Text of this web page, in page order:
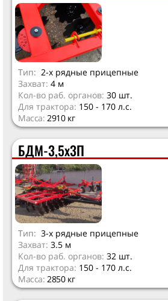
Тип: 2-х рядные прицепные
Захват: 4 м
Кол-во раб. органов: 30 шт.
Для трактора: 150 - 170 л.с.
Масса: 2910 кг
БДМ-3,5х3П
Тип: 3-х рядные прицепные
Захват: 3.5 м
Кол-во раб. органов: 32 шт.
Для трактора: 150 - 170 л.с.
Масса: 2850 кг